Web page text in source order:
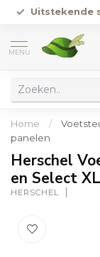
Uitstekende
MENU
Home /
panelen
Herschel
en Select
HERSCHEL